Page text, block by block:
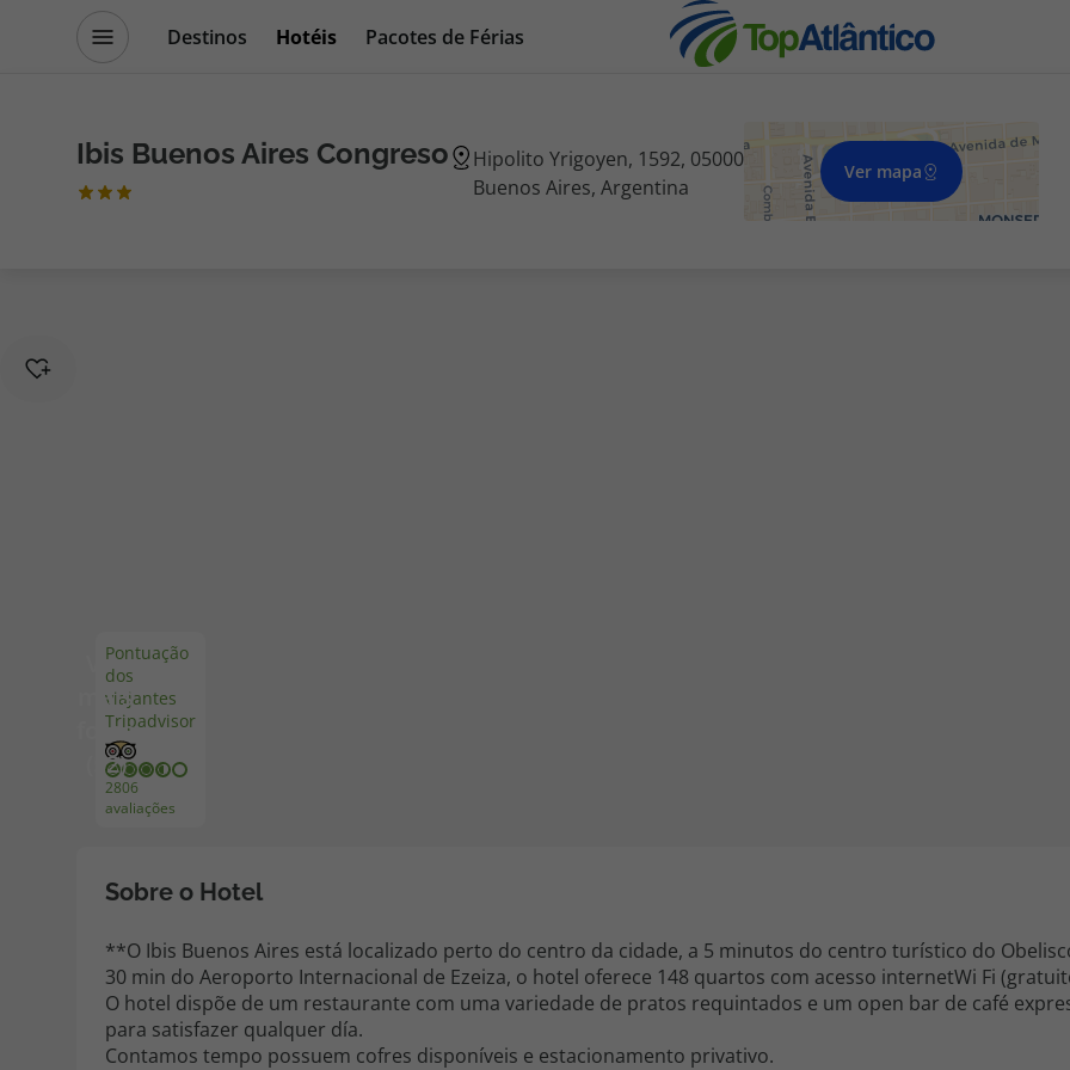
Destinos Hotéis
Pacotes de Férias
Disneyland ® Paris
Ibis Buenos Aires Congreso
Hipolito Yrigoyen, 1592, 05000
Buenos Aires, Argentina
Ver mapa
Pontuação
dos
viajantes
Tripadvisor
2806
avaliações
Ver
mais
fotos
(52)
Sobre o Hotel
**O Ibis Buenos Aires está localizado perto do centro da cidade, a 5 minutos do centro turístico do
30 min do Aeroporto Internacional de Ezeiza, o hotel oferece 148 quartos com acesso internetWi Fi
O hotel dispõe de um restaurante com uma variedade de pratos requintados e um open bar de café
para satisfazer qualquer día.
Contamos tempo possuem cofres disponíveis e estacionamento privativo.